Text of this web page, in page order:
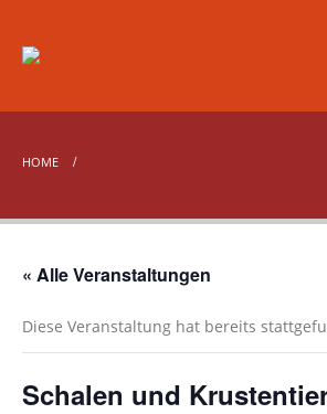
HOME
« Alle Veranstaltungen
Diese Veranstaltung hat bereits
Schalen und